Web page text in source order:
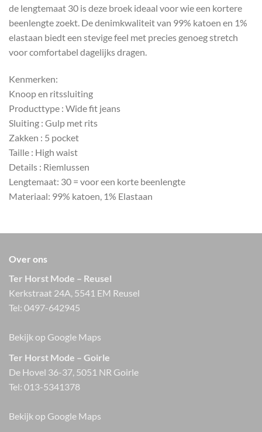
de lengtemaat 30 is deze broek ideaal voor wie een kortere
beenlengte zoekt. De denimkwaliteit van 99% katoen en 1%
elastaan biedt een stevige feel met precies genoeg stretch
voor comfortabel dagelijks dragen.
Kenmerken:
Knoop en ritssluiting
Producttype : Wide fit jeans
Sluiting : Gulp met rits
Zakken : 5 pocket
Taille : High waist
Details : Riemlussen
Lengtemaat: 30 = voor een korte beenlengte
Materiaal: 99% katoen, 1% Elastaan
Over ons
Ter Horst Mode – Reusel
Kerkstraat 24A, 5541 EM Reusel
Tel: 0497-642945
Bekijk op Google Maps
Ter Horst Mode – Goirle
De Hovel 36-37, 5051 NR Goirle
Tel: 013-5341378
Bekijk op Google Maps